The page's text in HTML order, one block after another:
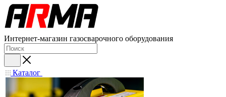
Интернет-магазин газосварочного оборудования
Каталог